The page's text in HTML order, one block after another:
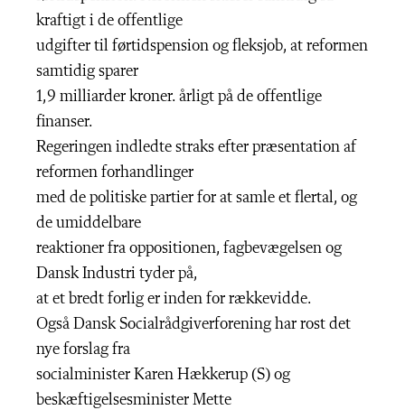
kraftigt i de offentlige
udgifter til førtidspension og fleksjob, at reformen
samtidig sparer
1,9 milliarder kroner. årligt på de offentlige
finanser.
Regeringen indledte straks efter præsentation af
reformen forhandlinger
med de politiske partier for at samle et flertal, og
de umiddelbare
reaktioner fra oppositionen, fagbevægelsen og
Dansk Industri tyder på,
at et bredt forlig er inden for rækkevidde.
Også Dansk Socialrådgiverforening har rost det
nye forslag fra
socialminister Karen Hækkerup (S) og
beskæftigelsesminister Mette